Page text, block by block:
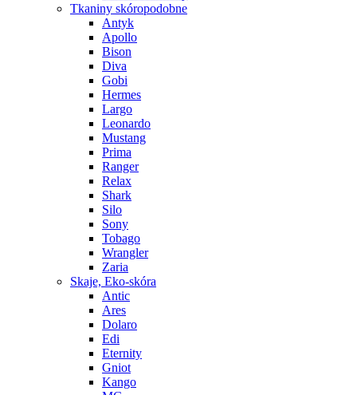
Tkaniny skóropodobne
Antyk
Apollo
Bison
Diva
Gobi
Hermes
Largo
Leonardo
Mustang
Prima
Ranger
Relax
Shark
Silo
Sony
Tobago
Wrangler
Zaria
Skaje, Eko-skóra
Antic
Ares
Dolaro
Edi
Eternity
Gniot
Kango